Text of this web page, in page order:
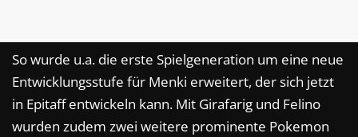
So wurde u.a. die erste Spielgeneration um eine neue
Entwicklungsstufe für Menki erweitert, der sich jetzt
in Epitaff entwickeln kann. Mit Girafarig und Felino
wurden zudem zwei weitere prominente Pokemon